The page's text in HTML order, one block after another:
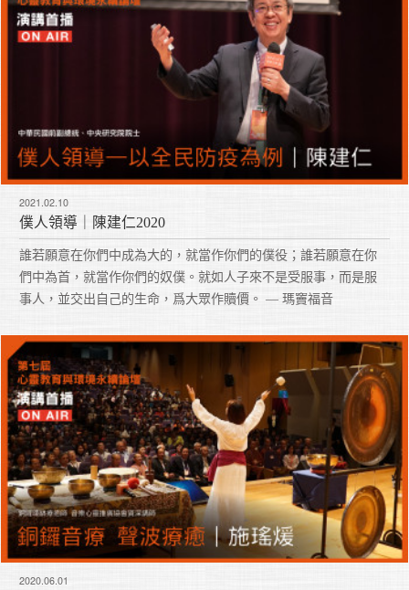
2021.02.10
僕人領導｜陳建仁2020
誰若願意在你們中成為大的，就當作你們的僕役；誰若願意在你
們中為首，就當作你們的奴僕。就如人子來不是受服事，而是服
事人，並交出自己的生命，爲大眾作贖價。 — 瑪竇福音
2020.06.01